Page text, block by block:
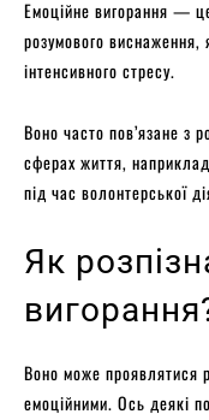
Емоційне вигорання —
розумового виснаження,
інтенсивного стресу.
Воно часто пов’язане з
сферах життя,
під час волонтерської
Як
Воно може проявлятися
емоційними. Ось деякі